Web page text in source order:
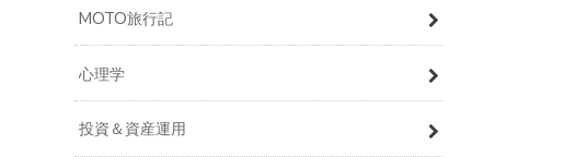
MOTO旅行記
心理学
投資＆資産運用